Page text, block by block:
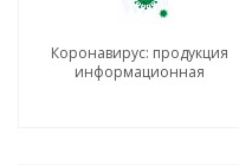
Коронавирус: продукция
информационная